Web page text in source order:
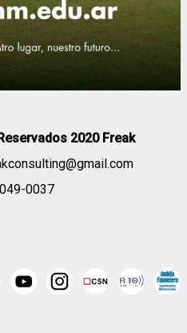
2020 Freak
0037